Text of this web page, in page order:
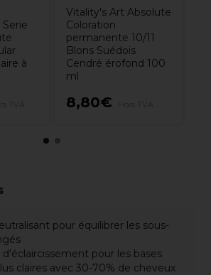
à
Vitality's Art Absolute
Coloration
permanente 10/11
Blons Suédois
Cendré érofond 100
ml
8,80€
pour équilibrer les sous-
pour les bases
claires avec 30-70% de cheveux